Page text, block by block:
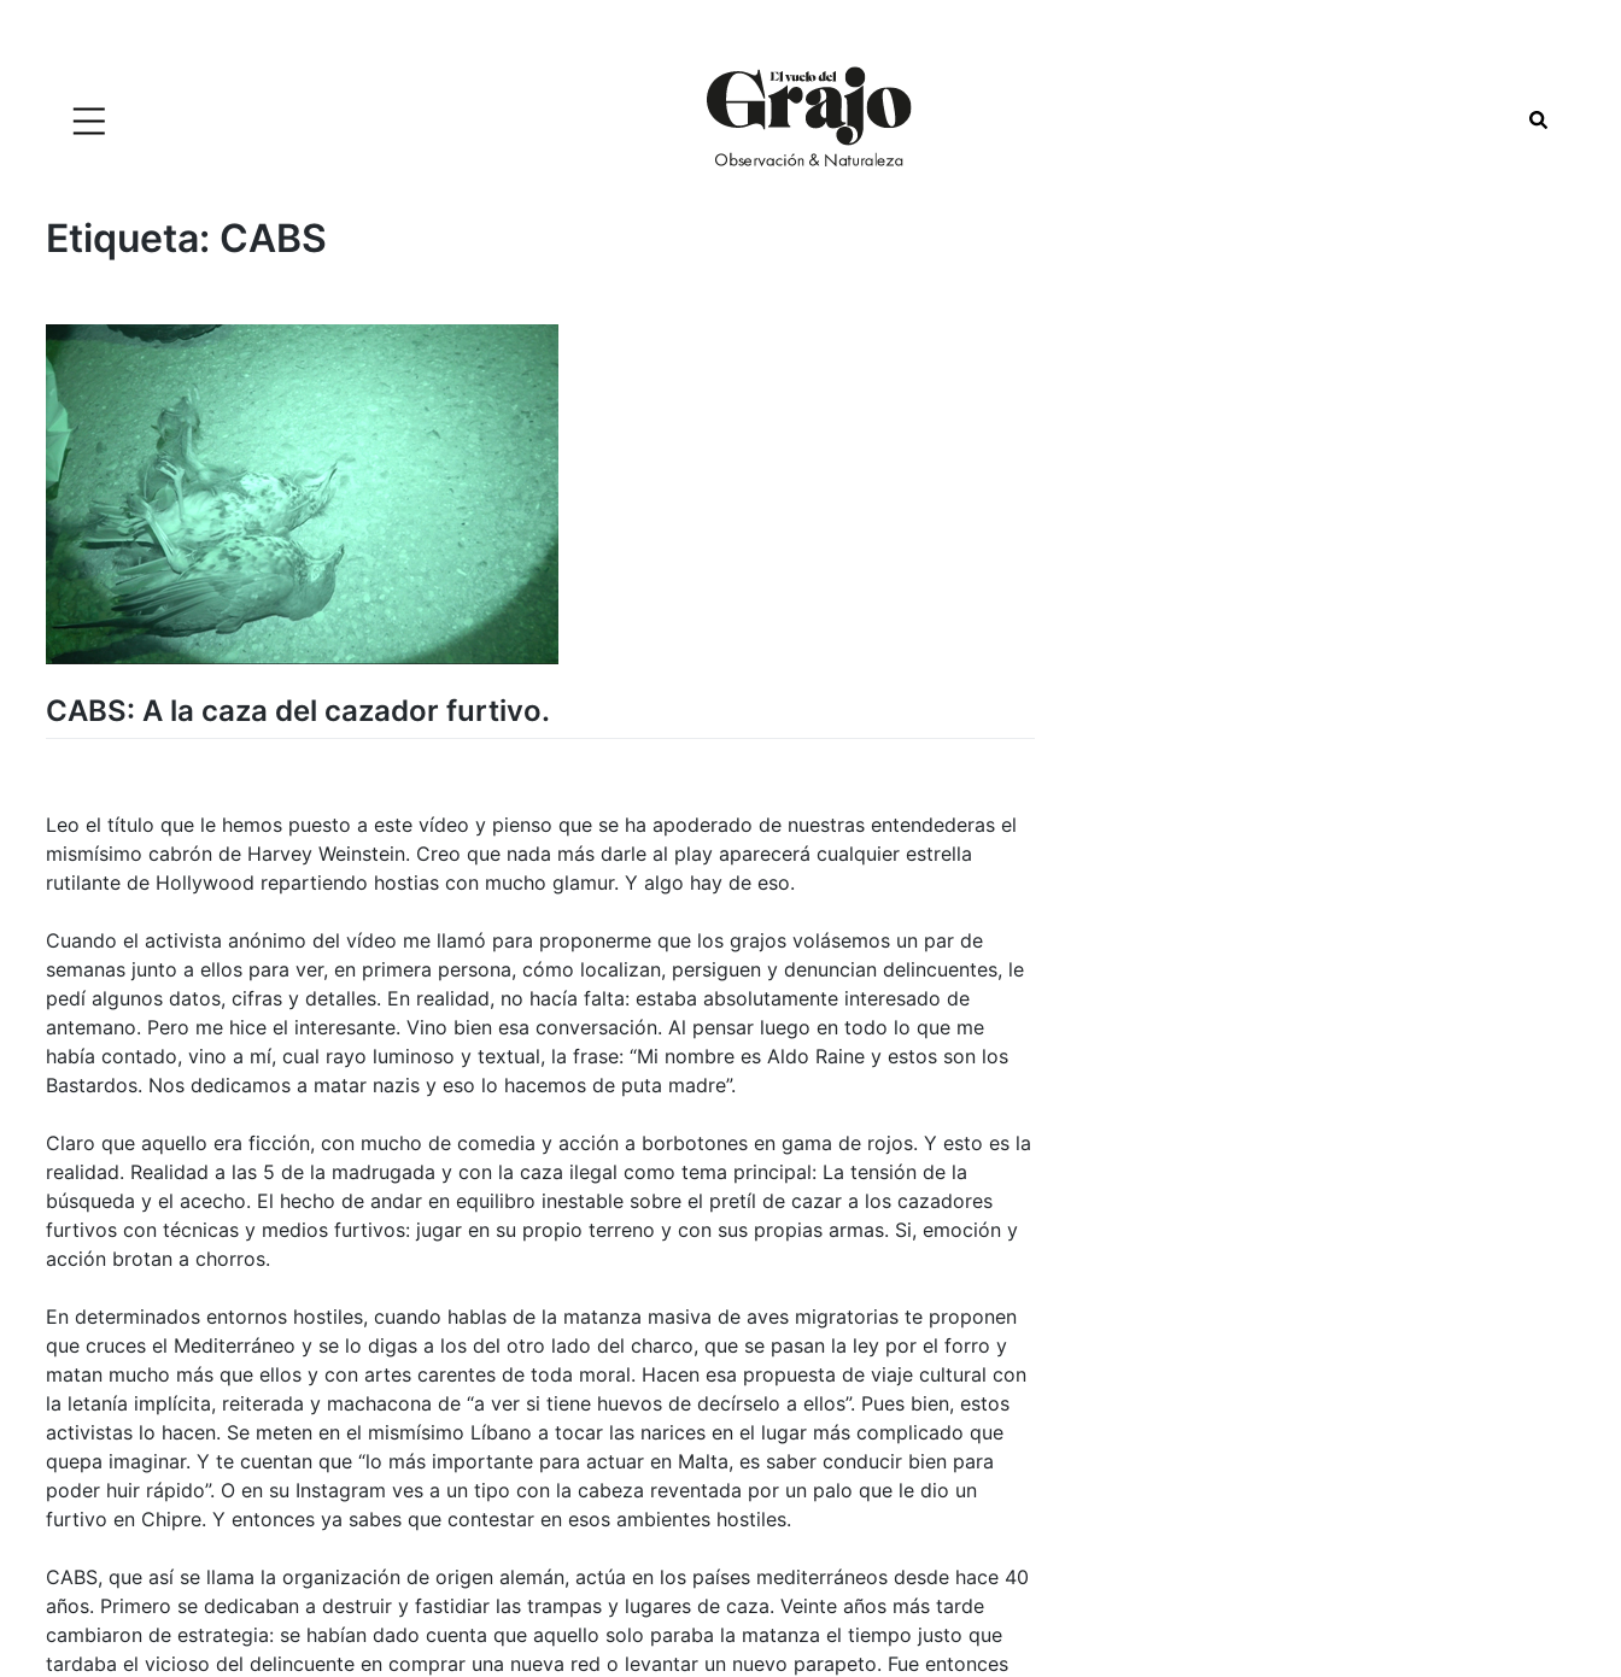
Etiqueta: CABS
CABS: A la caza del cazador furtivo.
Leo el título que le hemos puesto a este vídeo y pienso que se ha apoderado de nuestras entendederas el
mismísimo cabrón de Harvey Weinstein. Creo que nada más darle al play aparecerá cualquier estrella
rutilante de Hollywood repartiendo hostias con mucho glamur. Y algo hay de eso.
Cuando el activista anónimo del vídeo me llamó para proponerme que los grajos volásemos un par de
semanas junto a ellos para ver, en primera persona, cómo localizan, persiguen y denuncian delincuentes, le
pedí algunos datos, cifras y detalles. En realidad, no hacía falta: estaba absolutamente interesado de
antemano. Pero me hice el interesante. Vino bien esa conversación. Al pensar luego en todo lo que me
había contado, vino a mí, cual rayo luminoso y textual, la frase: “Mi nombre es Aldo Raine y estos son los
Bastardos. Nos dedicamos a matar nazis y eso lo hacemos de puta madre”.
Claro que aquello era ficción, con mucho de comedia y acción a borbotones en gama de rojos. Y esto es la
realidad. Realidad a las 5 de la madrugada y con la caza ilegal como tema principal: La tensión de la
búsqueda y el acecho. El hecho de andar en equilibro inestable sobre el pretíl de cazar a los cazadores
furtivos con técnicas y medios furtivos: jugar en su propio terreno y con sus propias armas. Si, emoción y
acción brotan a chorros.
En determinados entornos hostiles, cuando hablas de la matanza masiva de aves migratorias te proponen
que cruces el Mediterráneo y se lo digas a los del otro lado del charco, que se pasan la ley por el forro y
matan mucho más que ellos y con artes carentes de toda moral. Hacen esa propuesta de viaje cultural con
la letanía implícita, reiterada y machacona de “a ver si tiene huevos de decírselo a ellos”. Pues bien, estos
activistas lo hacen. Se meten en el mismísimo Líbano a tocar las narices en el lugar más complicado que
quepa imaginar. Y te cuentan que “lo más importante para actuar en Malta, es saber conducir bien para
poder huir rápido”. O en su Instagram ves a un tipo con la cabeza reventada por un palo que le dio un
furtivo en Chipre. Y entonces ya sabes que contestar en esos ambientes hostiles.
CABS, que así se llama la organización de origen alemán, actúa en los países mediterráneos desde hace 40
años. Primero se dedicaban a destruir y fastidiar las trampas y lugares de caza. Veinte años más tarde
cambiaron de estrategia: se habían dado cuenta que aquello solo paraba la matanza el tiempo justo que
tardaba el vicioso del delincuente en comprar una nueva red o levantar un nuevo parapeto. Fue entonces